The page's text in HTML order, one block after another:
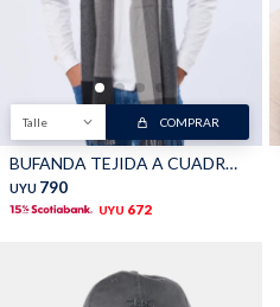
Talle COMPRAR
BUFANDA TEJIDA A CUADROS - Gris
UYU 790
UYU 672